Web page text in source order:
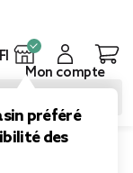
préféré
des
Mon compte